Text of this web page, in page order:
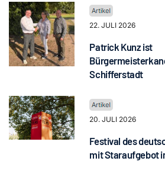
22. JULI 2026
Patrick Kunz ist
Schifferstadt
20. JULI 2026
Festival des
mit Staraufgebot